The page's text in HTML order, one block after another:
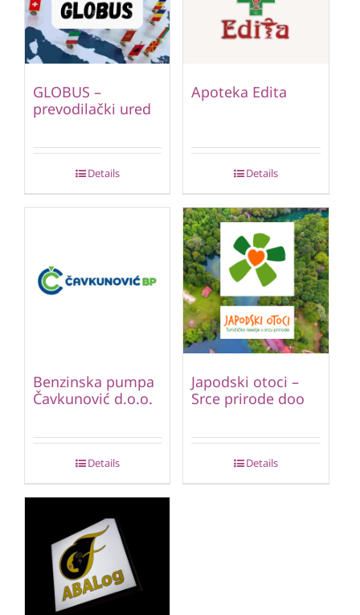
GLOBUS –
prevodilački ured
Details
Apoteka Edita
Details
Benzinska pumpa
Čavkunović d.o.o.
Details
Japodski otoci –
Srce prirode doo
Details